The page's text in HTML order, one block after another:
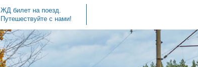
ЖД билет на поезд.
Путешествуйте с нами!